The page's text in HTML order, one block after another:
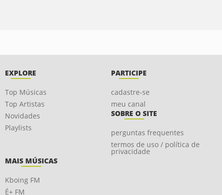
EXPLORE
Top Músicas
Top Artistas
Novidades
Playlists
PARTICIPE
cadastre-se
meu canal
SOBRE O SITE
perguntas frequentes
termos de uso / política de
privacidade
MAIS MÚSICAS
Kboing FM
É+ FM